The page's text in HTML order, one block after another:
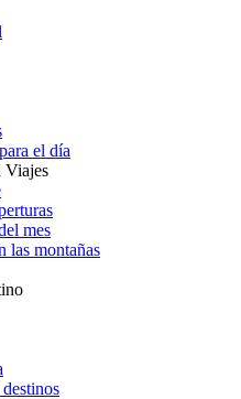
el día
Viajes
mes
las montañas